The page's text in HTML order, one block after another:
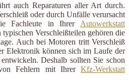
auch Reparaturen aller Art durch.
oder durch Unfälle verursacht
Fachleute in Ihrer Autowerkstatt
Verschleißteilen gehören die
Auch bei Motoren tritt Verschleiß
Elektronik können sich im Laufe der
Deshalb sollten Sie schon
Fehlern mit Ihrer Kfz-Werkstatt